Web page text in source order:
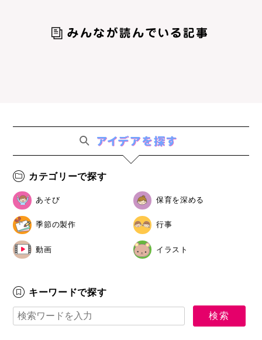
カテゴリーで探す
あそび 保育を深める
季節の製作 行事
動画 イラスト
キーワードで探す